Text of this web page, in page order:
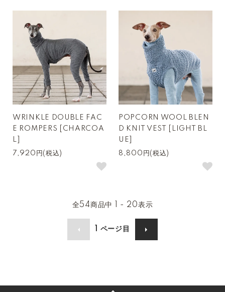
WRINKLE DOUBLE FAC
E ROMPERS [CHARCOA
L]
7,920円(税込)
POPCORN WOOL BLEN
D KNIT VEST [LIGHT BL
UE]
8,800円(税込)
全54商品中 1 - 20表示
ページ目